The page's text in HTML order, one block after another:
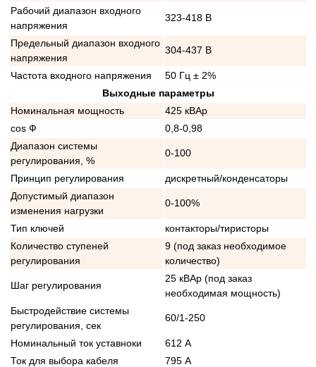
Рабочий диапазон входного
напряжения
323-418 В
Предельный диапазон входного
напряжения
304-437 В
Частота входного напряжения
50 Гц ± 2%
Выходные параметры
Номинальная мощность
425 кВАр
cos Ф
0,8-0,98
Диапазон системы
регулирования, %
0-100
Принцип регулирования
дискретный/конденсаторы
Допустимый диапазон
изменения нагрузки
0-100%
Тип ключей
контакторы/тиристоры
Количество ступеней
регулирования
9 (под заказ необходимое
количество)
Шаг регулирования
25 кВАр (под заказ
необходимая мощность)
Быстродействие системы
регулирования, сек
60/1-250
Номинальный ток уставноки
612 А
Ток для выбора кабеля
795 А